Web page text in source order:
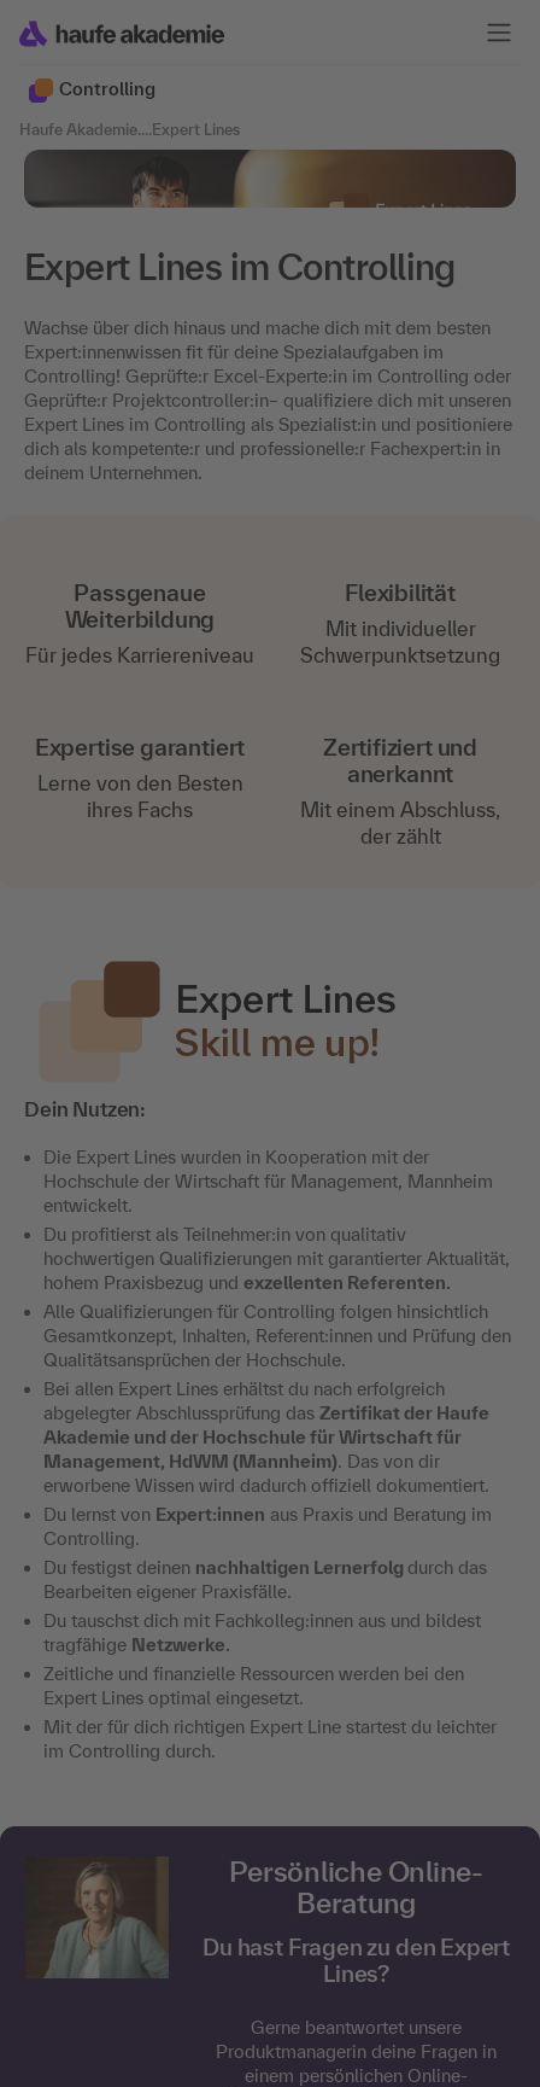
Controlling
Haufe Akademie.... Expert Lines
Expert Lines im Controlling
Wachse über dich hinaus und mache dich mit dem besten
Expert:innenwissen fit für deine Spezialaufgaben im
Controlling! Geprüfte:r Excel-Experte:in im Controlling oder
Geprüfte:r Projektcontroller:in– qualifiziere dich mit unseren
Expert Lines im Controlling als Spezialist:in und positioniere
dich als kompetente:r und professionelle:r Fachexpert:in in
deinem Unternehmen.
Passgenaue
Weiterbildung
Für jedes Karriereniveau
Flexibilität
Mit individueller
Schwerpunktsetzung
Expertise garantiert
Lerne von den Besten
ihres Fachs
Zertifiziert und
anerkannt
Mit einem Abschluss,
der zählt
Dein Nutzen:
Die Expert Lines wurden in Kooperation mit der
Hochschule der Wirtschaft für Management, Mannheim
entwickelt.
Du profitierst als Teilnehmer:in von qualitativ
hochwertigen Qualifizierungen mit garantierter Aktualität,
hohem Praxisbezug und exzellenten Referenten.
Alle Qualifizierungen für Controlling folgen hinsichtlich
Gesamtkonzept, Inhalten, Referent:innen und Prüfung den
Qualitätsansprüchen der Hochschule.
Bei allen Expert Lines erhältst du nach erfolgreich
abgelegter Abschlussprüfung das Zertifikat der Haufe
Akademie und der Hochschule für Wirtschaft für
Management, HdWM (Mannheim). Das von dir
erworbene Wissen wird dadurch offiziell dokumentiert.
Du lernst von Expert:innen aus Praxis und Beratung im
Controlling.
Du festigst deinen nachhaltigen Lernerfolg durch das
Bearbeiten eigener Praxisfälle.
Du tauschst dich mit Fachkolleg:innen aus und bildest
tragfähige Netzwerke.
Zeitliche und finanzielle Ressourcen werden bei den
Expert Lines optimal eingesetzt.
Mit der für dich richtigen Expert Line startest du leichter
im Controlling durch.
Persönliche Online-
Beratung
Du hast Fragen zu den Expert
Lines?
Gerne beantwortet unsere
Produktmanagerin deine Fragen in
einem persönlichen Online-